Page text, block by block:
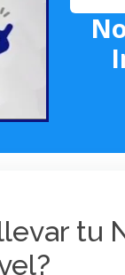
tu